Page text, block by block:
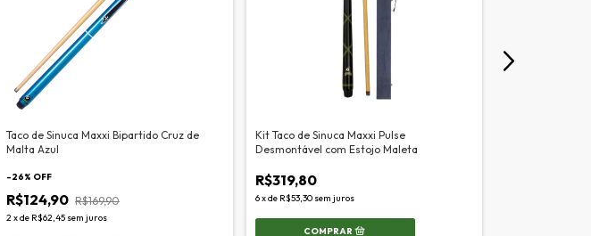
Taco de Sinuca Maxxi Bipartido Cruz de
Malta Azul
-26% OFF
R$124,90 R$169,90
2xde R$62,45 sem juros
Kit Taco de Sinuca Maxxi Pulse
Desmontável com Estojo Maleta
R$319,80
6xde R$53,30 sem juros